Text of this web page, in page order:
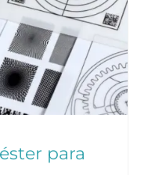
para